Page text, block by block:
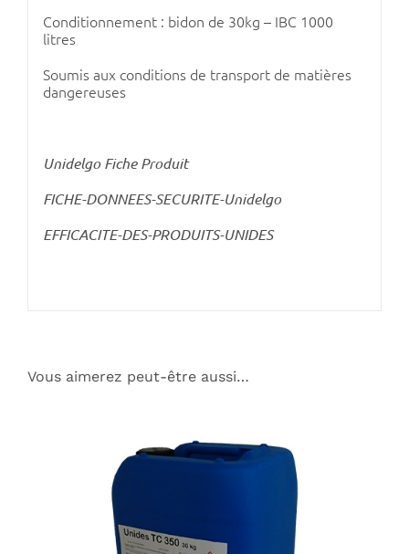
Conditionnement : bidon de 30kg – IBC 1000
litres
Soumis aux conditions de transport de matières
dangereuses
Unidelgo Fiche Produit
FICHE-DONNEES-SECURITE-Unidelgo
EFFICACITE-DES-PRODUITS-UNIDES
Vous aimerez peut-être aussi…